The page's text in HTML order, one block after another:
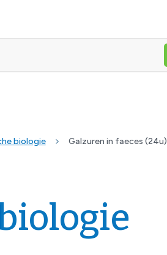
biologie Galzuren in faeces (24u)